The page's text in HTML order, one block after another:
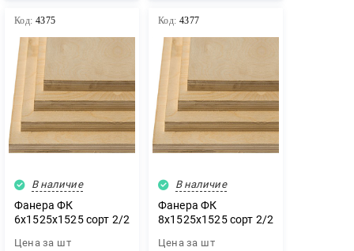
Код: 4375
В наличие
Фанера ФК
6х1525х1525 сорт 2/2
Цена за шт
Код: 4377
В наличие
Фанера ФК
8х1525х1525 сорт 2/2
Цена за шт